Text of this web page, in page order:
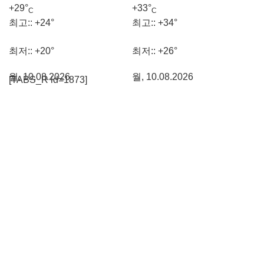
월, 10.08.2026 월, 10.08.2026
+29°C
최고:: +24°
최저:: +20°
월, 10.08.2026
+33°C
최고:: +34°
최저:: +26°
월, 10.08.2026
[TABS_R id=1873]